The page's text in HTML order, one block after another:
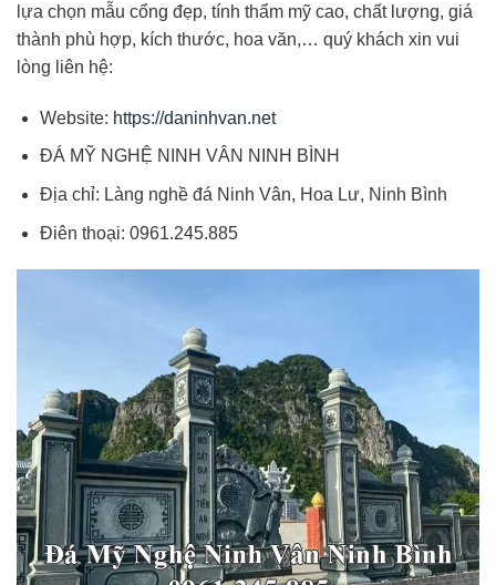
lựa chọn mẫu cổng đẹp, tính thẩm mỹ cao, chất lượng, giá
thành phù hợp, kích thước, hoa văn,… quý khách xin vui
lòng liên hệ:
Website: https://daninhvan.net
ĐÁ MỸ NGHỆ NINH VÂN NINH BÌNH
Địa chỉ: Làng nghề đá Ninh Vân, Hoa Lư, Ninh Bình
Điên thoại: 0961.245.885